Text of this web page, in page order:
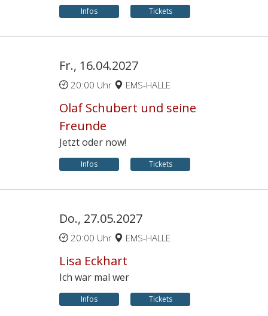
Infos Tickets
Fr., 16.04.2027
20:00 Uhr EMS-HALLE
Olaf Schubert und seine
Freunde
Jetzt oder now!
Infos Tickets
Do., 27.05.2027
20:00 Uhr EMS-HALLE
Lisa Eckhart
Ich war mal wer
Infos Tickets